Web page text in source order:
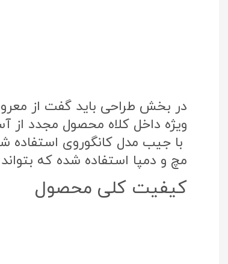
در بخش طراحی باید گفت از
ویژه داخل کلاه محصول مجدد از
با جیب مدل کانگوروی
مچ و دمپا استفاده شده که
کیفیت کلی محصول